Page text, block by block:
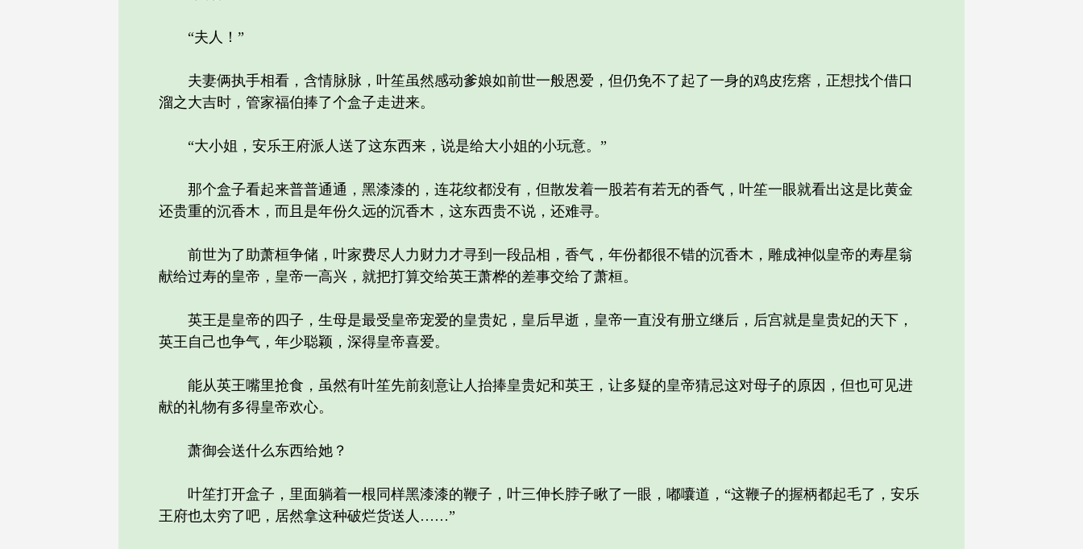
“夫人！”
夫妻俩执手相看，含情脉脉，叶笙虽然感动爹娘如前世一般恩爱，但仍免不了起了一身的鸡皮疙瘩，正想找个借口
溜之大吉时，管家福伯捧了个盒子走进来。
“大小姐，安乐王府派人送了这东西来，说是给大小姐的小玩意。”
那个盒子看起来普普通通，黑漆漆的，连花纹都没有，但散发着一股若有若无的香气，叶笙一眼就看出这是比黄金
还贵重的沉香木，而且是年份久远的沉香木，这东西贵不说，还难寻。
前世为了助萧桓争储，叶家费尽人力财力才寻到一段品相，香气，年份都很不错的沉香木，雕成神似皇帝的寿星翁
献给过寿的皇帝，皇帝一高兴，就把打算交给英王萧桦的差事交给了萧桓。
英王是皇帝的四子，生母是最受皇帝宠爱的皇贵妃，皇后早逝，皇帝一直没有册立继后，后宫就是皇贵妃的天下，
英王自己也争气，年少聪颖，深得皇帝喜爱。
能从英王嘴里抢食，虽然有叶笙先前刻意让人抬捧皇贵妃和英王，让多疑的皇帝猜忌这对母子的原因，但也可见进
献的礼物有多得皇帝欢心。
萧御会送什么东西给她？
叶笙打开盒子，里面躺着一根同样黑漆漆的鞭子，叶三伸长脖子瞅了一眼，嘟囔道，“这鞭子的握柄都起毛了，安乐
王府也太穷了吧，居然拿这种破烂货送人……”